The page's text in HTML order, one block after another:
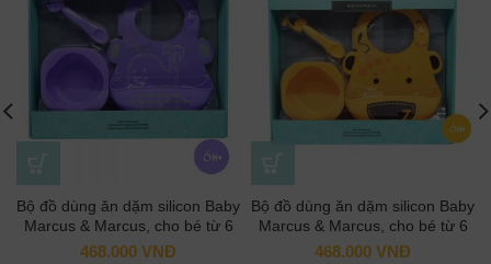
Bộ đồ dùng ăn dặm silicon Baby
Marcus & Marcus, cho bé từ 6
tháng – Willo
468.000 VNĐ
Bộ đồ dùng ăn dặm silicon Baby
Marcus & Marcus, cho bé từ 6
tháng – Lola
468.000 VNĐ